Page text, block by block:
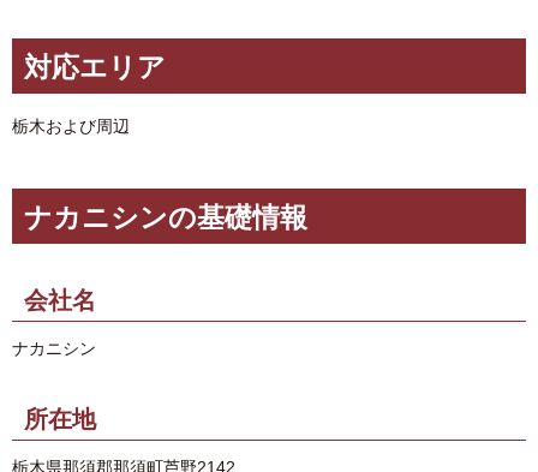
対応エリア
栃木および周辺
ナカニシンの基礎情報
会社名
ナカニシン
所在地
栃木県那須郡那須町芦野2142